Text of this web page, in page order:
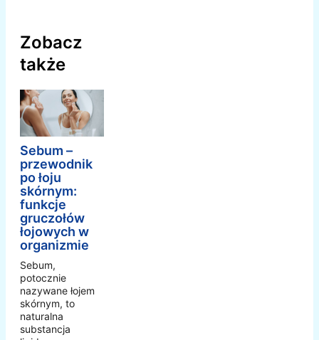
Zobacz
także
Sebum –
przewodnik
po łoju
skórnym:
funkcje
gruczołów
łojowych w
organizmie
Sebum,
potocznie
nazywane łojem
skórnym, to
naturalna
substancja